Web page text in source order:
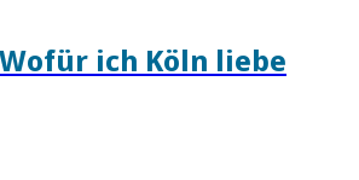
Wofür ich Köln liebe